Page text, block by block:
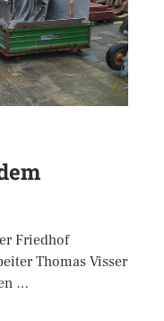
Friedhof
Thomas Visser
…